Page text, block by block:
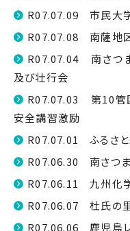
R07.07.09 市民大学
R07.07.08 南薩地
R07.07.04 南さつ
及び壮行会
R07.07.03 第10管
安全講習激励
R07.07.01 ふるさ
R07.06.30 南さつ
R07.06.11 九州化
R07.06.07 杜氏の里
R07.06.06 鹿児島